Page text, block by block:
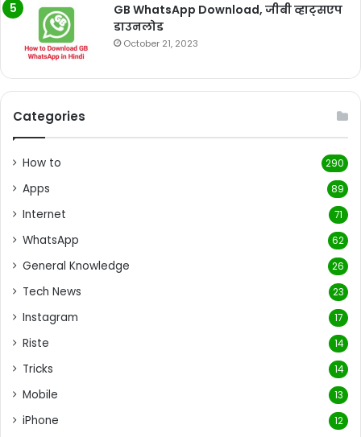
GB WhatsApp Download, जीबी व्हाट्सएप
डाउनलोड
October 21, 2023
Categories
How to 290
Apps 89
Internet 71
WhatsApp 62
General Knowledge 26
Tech News 23
Instagram 17
Riste 14
Tricks 14
Mobile 13
iPhone 12